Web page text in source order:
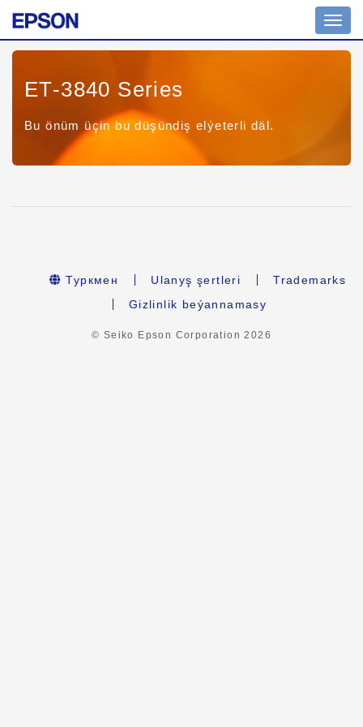
ET-3840 Series
Bu önüm üçin bu düşündiş elýeterli däl.
Туркмен Ulanyş şertleri
Trademarks
Gizlinlik beýannamasy
© Seiko Epson Corporation2026